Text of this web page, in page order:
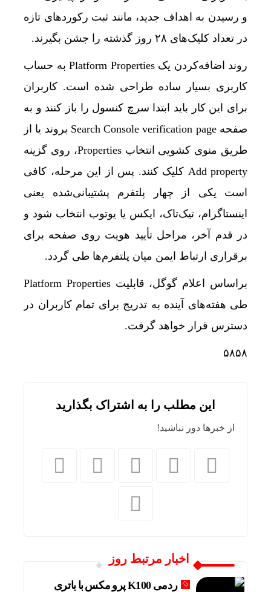
و رسیدن به اهداف جدید، مانند ثبت رکوردهای تازه
در تعداد کلیک‌های ۲۸ روز گذشته را جشن بگیرند.
روند اضافه‌کردن یک Platform Properties به حساب
کاربری بسیار ساده طراحی شده است. کاربران
برای این کار باید ابتدا سرچ کنسول را باز کنند و به
صفحه Search Console verification page بروند یا از
طریق منوی کشویی انتخاب Properties، روی گزینه
Add property کلیک کنند. پس از این مرحله، کافی
است یکی از چهار پلتفرم پشتیبانی‌شده یعنی
اینستاگرام، تیک‌تاک، ایکس یا یوتوب انتخاب شود و
در قدم آخر، مراحل تأیید هویت روی صفحه برای
برقراری ارتباط ایمن میان پلتفرم‌ها طی گردد.
براساس اعلام گوگل، قابلیت Platform Properties
طی هفته‌های آینده به تدریج برای تمام کاربران در
دسترس قرار خواهد گرفت.
۵۸۵۸
این مطلب را به اشتراک بگذارید
از خبرها دور نباشید!
اخبار مرتبط روز
ردمی K100 پرو مکس با باتری